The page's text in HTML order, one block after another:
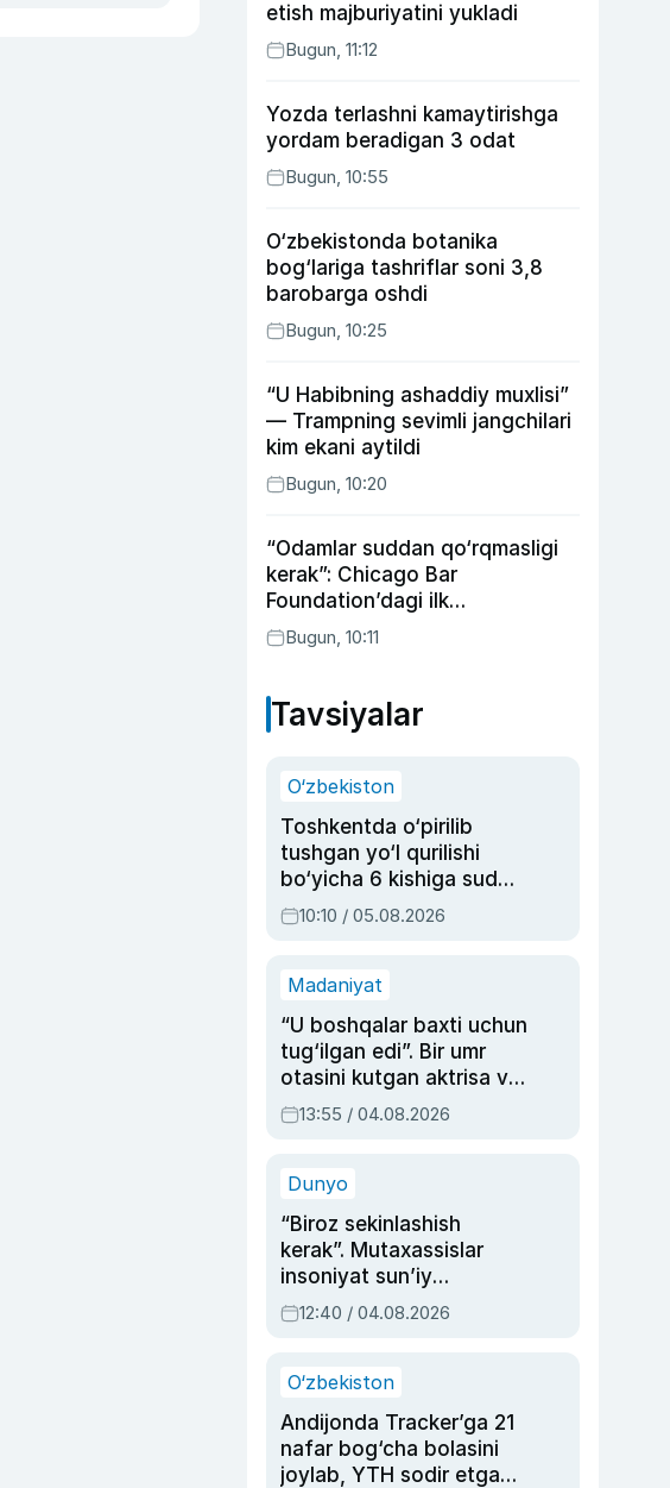
etish majburiyatini yukladi
Bugun, 11:12
Yozda terlashni kamaytirishga
yordam beradigan 3 odat
Bugun, 10:55
O‘zbekistonda botanika
bog‘lariga tashriflar soni 3,8
barobarga oshdi
Bugun, 10:25
“U Habibning ashaddiy muxlisi”
— Trampning sevimli jangchilari
kim ekani aytildi
Bugun, 10:20
“Odamlar suddan qo‘rqmasligi
kerak”: Chicago Bar
Foundation’dagi ilk
o‘zbekistonlik Go‘zal
Abduaxatova
Bugun, 10:11
Tavsiyalar
O‘zbekiston
Toshkentda o‘pirilib
tushgan yo‘l qurilishi
bo‘yicha 6 kishiga sud
hukmi o‘qildi
10:10 / 05.08.2026
Madaniyat
“U boshqalar baxti uchun
tug‘ilgan edi”. Bir umr
otasini kutgan aktrisa va
dublyaj ustasi Rimma
Ahmedovaning
13:55 / 04.08.2026
Dunyo
“Biroz sekinlashish
kerak”. Mutaxassislar
insoniyat sun’iy
intellektni boshqara
olmay qolishidan xavotir
12:40 / 04.08.2026
O‘zbekiston
Andijonda Tracker’ga 21
nafar bog‘cha bolasini
joylab, YTH sodir etgan